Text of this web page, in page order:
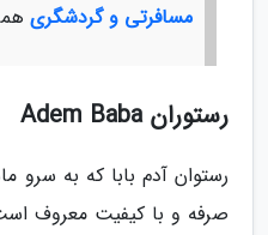
مسافرتی و گردشگری
رستوران Adem Baba
رستوان آدم بابا که به سرو